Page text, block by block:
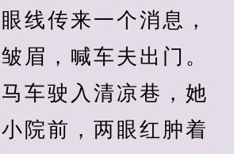
传来一个消息，
眉，喊车夫出门。
驶入清凉巷，她
院前，两眼红肿着